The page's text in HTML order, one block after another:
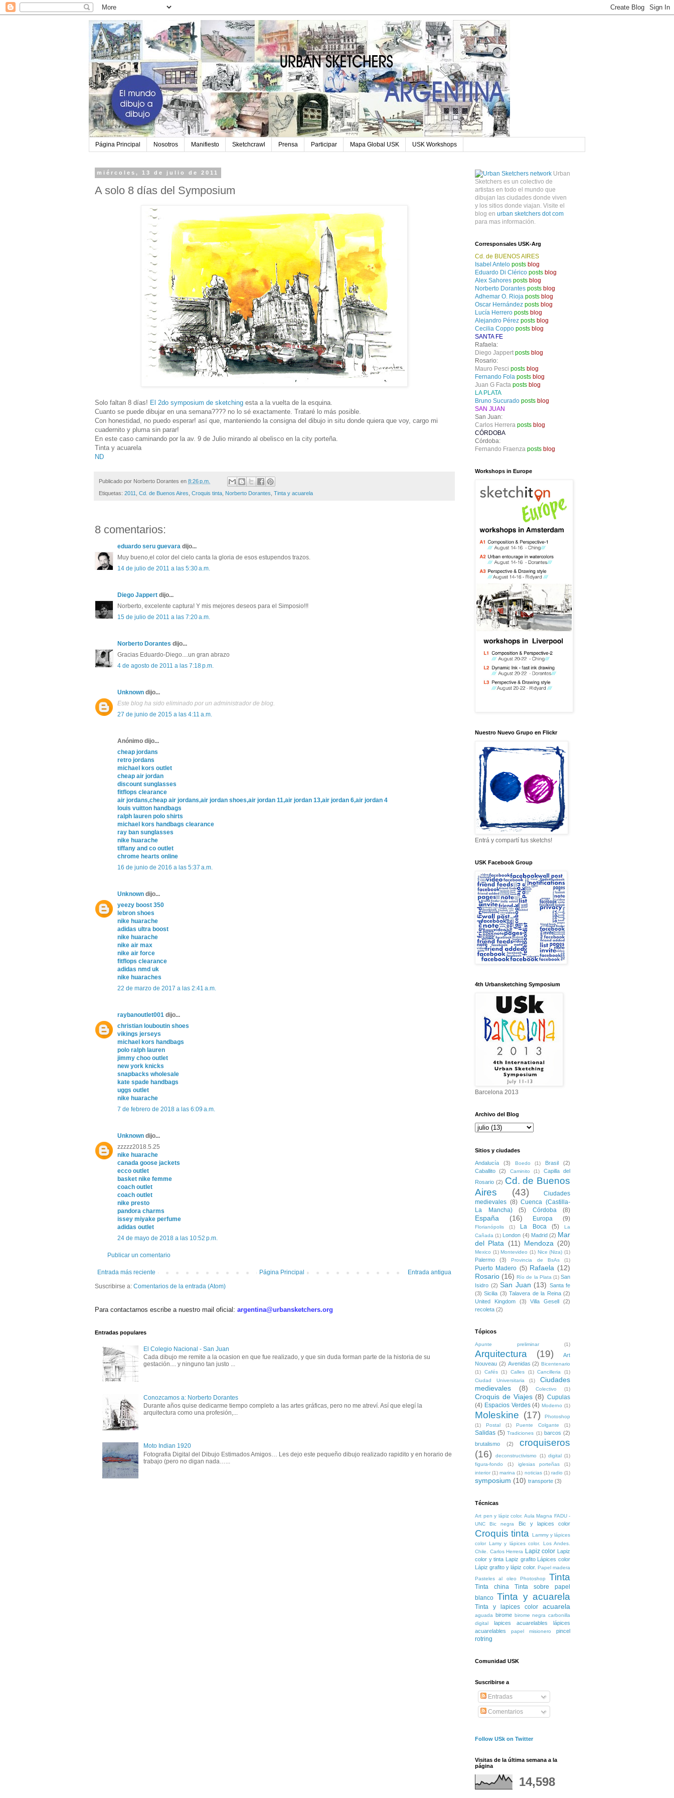
Página Principal Nosotros Manifiesto Sketchcrawl Prensa Participar Mapa Global USK USK Workshops
miércoles, 13 de julio de 2011
A solo 8 días del Symposium
Solo faltan 8 días! El 2do symposium de sketching esta a la vuelta de la esquina.
Cuanto se puede dibujar en una semana???? no lo sé exactamente. Trataré lo más posible.
Con honestidad, no puedo esperar! así que, manteniendo la consigna del dibujo in situ donde quiera que voy, cargo mi
cuadernito y pluma sin parar!
En este caso caminando por la av. 9 de Julio mirando al obelisco en la city porteña.
Tinta y acuarela
ND
Publicado por Norberto Dorantes en 8:26 p.m.
Etiquetas: 2011, Cd. de Buenos Aires, Croquis tinta, Norberto Dorantes, Tinta y acuarela
8 comentarios:
eduardo seru guevara dijo...
Muy bueno,el color del cielo canta la gloria de esos estupendos trazos.
14 de julio de 2011 a las 5:30 a.m.
Diego Jappert dijo...
Norberto, excelente captura! Y mis mejores deseos para el Simposio!!!
15 de julio de 2011 a las 7:20 a.m.
Norberto Dorantes dijo...
Gracias Eduardo-Diego....un gran abrazo
4 de agosto de 2011 a las 7:18 p.m.
Unknown dijo...
Este blog ha sido eliminado por un administrador de blog.
27 de junio de 2015 a las 4:11 a.m.
Anónimo dijo...
cheap jordans
retro jordans
michael kors outlet
cheap air jordan
discount sunglasses
fitflops clearance
air jordans,cheap air jordans,air jordan shoes,air jordan 11,air jordan 13,air jordan 6,air jordan 4
louis vuitton handbags
ralph lauren polo shirts
michael kors handbags clearance
ray ban sunglasses
nike huarache
tiffany and co outlet
chrome hearts online
16 de junio de 2016 a las 5:37 a.m.
Unknown dijo...
yeezy boost 350
lebron shoes
nike huarache
adidas ultra boost
nike huarache
nike air max
nike air force
fitflops clearance
adidas nmd uk
nike huaraches
22 de marzo de 2017 a las 2:41 a.m.
raybanoutlet001 dijo...
christian louboutin shoes
vikings jerseys
michael kors handbags
polo ralph lauren
jimmy choo outlet
new york knicks
snapbacks wholesale
kate spade handbags
uggs outlet
nike huarache
7 de febrero de 2018 a las 6:09 a.m.
Unknown dijo...
zzzzz2018.5.25
nike huarache
canada goose jackets
ecco outlet
basket nike femme
coach outlet
coach outlet
nike presto
pandora charms
issey miyake perfume
adidas outlet
24 de mayo de 2018 a las 10:52 p.m.
Publicar un comentario
Entrada más reciente Entrada antigua
Página Principal
Suscribirse a: Comentarios de la entrada (Atom)
Para contactarnos escribe a nuestro mail oficial: argentina@urbansketchers.org
Entradas populares
El Colegio Nacional - San Juan
Cada dibujo me remite a la ocasion en que fue realizado, y que sin duda forman parte de la historia de su
gestación.... y ninguno tan justo ...
Conozcamos a: Norberto Dorantes
Durante años quise dedicarme tiempo completo a las artes gráficas, pero no me atreví. Así que elegí la
arquitectura como una profesión,...
Moto Indian 1920
Fotografia Digital del Dibujo Estimados Amigos… Les dejo este pequeño dibujo realizado rapidito y en horario de
trabajo (pero no digan nada…...
Urban
Sketchers es un colectivo de
artistas en todo el mundo que
dibujan las ciudades donde viven
y los sitios donde viajan. Visite el
blog en urban sketchers dot com
para mas información.
Corresponsales USK-Arg
Cd. de BUENOS AIRES
Isabel Antelo posts blog
Eduardo Di Clérico posts blog
Alex Sahores posts blog
Norberto Dorantes posts blog
Adhemar O. Rioja posts blog
Oscar Hernández posts blog
Lucía Herrero posts blog
Alejandro Pérez posts blog
Cecilia Coppo posts blog
SANTA FE
Rafaela:
Diego Jappert posts blog
Rosario:
Mauro Pesci posts blog
Fernando Fola posts blog
Juan G Facta posts blog
LA PLATA
Bruno Sucurado posts blog
SAN JUAN
San Juan:
Carlos Herrera posts blog
CÓRDOBA
Córdoba:
Fernando Fraenza posts blog
Workshops in Europe
Nuestro Nuevo Grupo en Flickr
Entrá y compartí tus sketchs!
USK Facebook Group
4th Urbansketching Symposium
Barcelona 2013
Archivo del Blog
Sitios y ciudades
Andalucía (3) Boedo (1) Brasil
(2)
Caballito
(2) Caminito (1)
Capilla del
Rosario (2) Cd. de Buenos
Aires
(43)
Ciudades
medievales (8) Cuenca (Castilla-
La Mancha)
(5) Córdoba (8)
España (16) Europa (9)
Florianópolis (1) La Boca (5)
La
Cañada (1) London (4) Madrid (2) Mar
del Plata (11) Mendoza (20)
Mexico (1) Montevideo (1) Nice (Niza) (1)
Palermo (3) Provincia de BsAs (1)
Puerto Madero (5) Rafaela (12)
Rosario (16) Río de la Plata (1) San
Isidro (2) San Juan (13) Santa fe
(3) Sicilia (3) Talavera de la Reina (2)
United Kingdom
(3) Villa Gesell
(2)
recoleta (2)
Tópicos
Apunte preliminar (1)
Arquitectura (19)
Art
Nouveau (2) Avenidas (2) Bicentenario
(1)
Cafés (1) Calles (1) Cancilleria
(1)
Ciudad Universitaria
(1)
Ciudades
medievales
(8) Colectivo (1)
Croquis de Viajes (8) Cupulas
(4) Espacios Verdes (4) Moderno (1)
Moleskine (17)
Photoshop
(1)
Postal (1) Puente Colgante (1)
Salidas (5) Tradiciones (1) barcos (2)
brutalismo
(2)
croquiseros
(16)
deconstructivismo (1) digital
(1)
figura-fondo
(1) iglesias porteñas
(1)
interior (1) marina (1) noticias (1) radio (1)
symposium (10) transporte (3)
Técnicas
Art pen y lápiz color. Aula Magna FADU -
UNC
Bic negra Bic y lapices color
Croquis tinta
Lammy y lápices
color
Lamy y lápices color. Los Andes.
Chile. Carlos Herrera Lapiz color
Lapiz
color y tinta
Lapiz grafito
Lápices color
Lápiz grafito y lápiz color. Papel madera
Pasteles al oleo
Photoshop Tinta
Tinta china
Tinta sobre papel
blanco Tinta y acuarela
Tinta y lapices color acuarela
aguada birome birome negra carbonilla
digital
lapices acuarelables
lápices
acuarelables
papel misionero pincel
rotring
Comunidad USK
Suscribirse a
Entradas
Comentarios
Follow USk on Twitter
Visitas de la última semana a la
página
14,598